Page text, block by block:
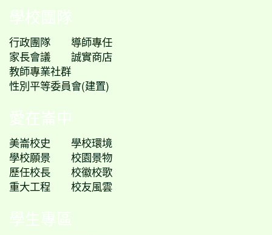
學校團隊
行政團隊
導師專任
家長會議
誠實商店
教師專業社群
性別平等委員會(建置)
愛在崙中
美崙校史
學校環境
學校願景
校園景物
歷任校長
校徽校歌
重大工程
校友風雲
學生專區